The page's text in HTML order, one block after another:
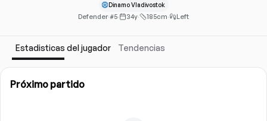
Dinamo Vladivostok
Defender·#5· 34y· 185cm· Left
Estadisticas del jugador Tendencias
Próximo partido